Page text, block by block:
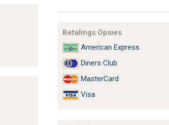
Betalings Opsies
American Express
Diners Club
MasterCard
Visa